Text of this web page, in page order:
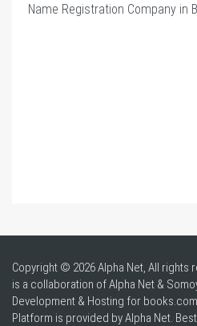
Name Registration Company in
Copyright © 2026 Alpha Net, All rights
is a collaboration of Alpha Net &
Development & Hosting for
Platform is provided by Alpha Net. Best